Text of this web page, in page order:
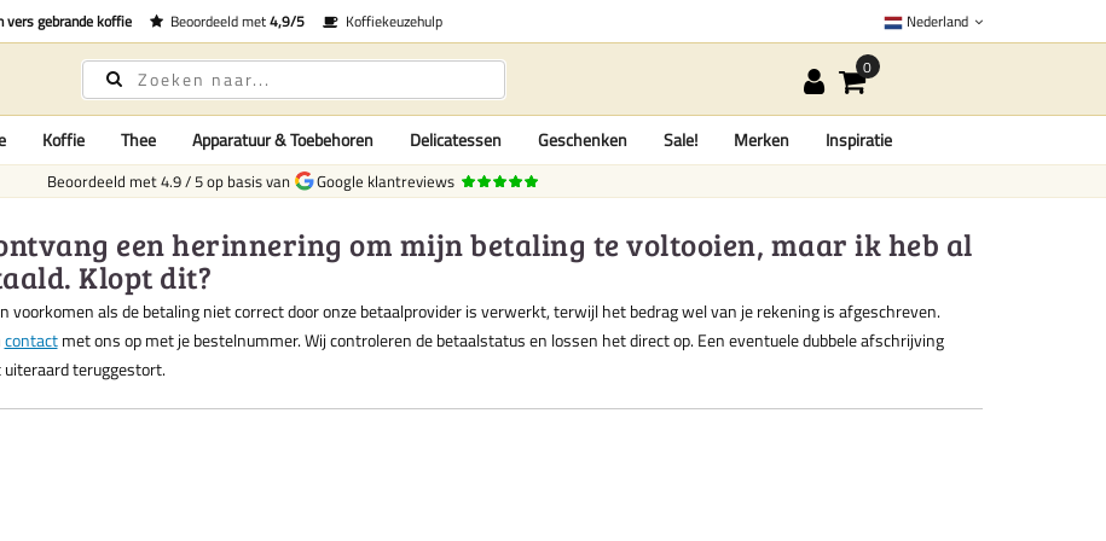
vers gebrande koffie Beoordeeld met4,9/5 Koffiekeuzehulp Nederland
Koffie Thee Apparatuur & Toebehoren Delicatessen Geschenken Sale! Merken Inspiratie
Beoordeeld met4.9/5op basis van Google klantreviews
een herinnering om mijn betaling te voltooien, maar ik heb al
Klopt dit?
voorkomen als de betaling niet correct door onze betaalprovider is verwerkt, terwijl het bedrag wel van je rekening is afgeschreven.
contactmet ons op met je bestelnummer. Wij controleren de betaalstatus en lossen het direct op. Een eventuele dubbele afschrijving
teruggestort.